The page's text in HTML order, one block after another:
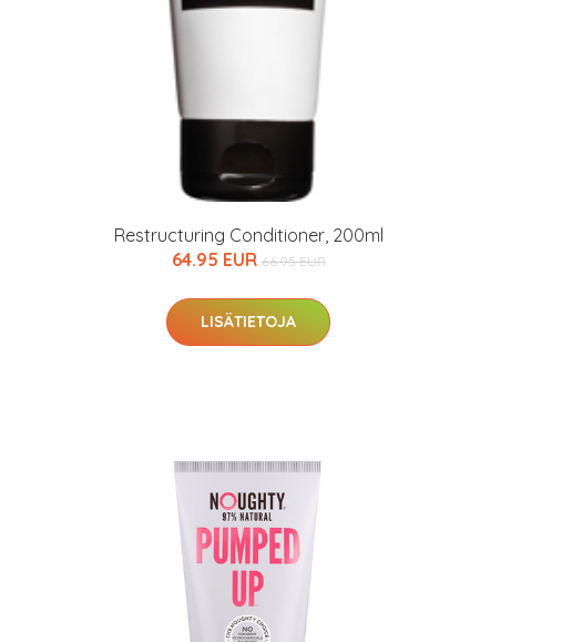
Restructuring Conditioner, 200ml
64.95 EUR 66.95 EUR
LISÄTIETOJA